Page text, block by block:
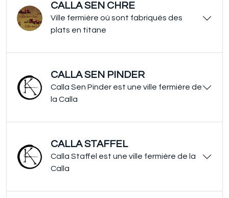
CALLA SEN CHRE
Ville fermière où sont fabriqués des
plats en titane
CALLA SEN PINDER
Calla Sen Pinder est une ville fermière de
la Calla
CALLA STAFFEL
Calla Staffel est une ville fermière de la
Calla